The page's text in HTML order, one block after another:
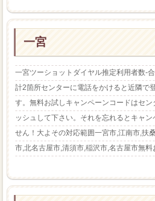
一宮
一宮ツーショットダイヤル推定利用者数-
計2箇所センターに電話をかけると近隣で
す。無料お試しキャンペーンコードはセ
ッシュして下さい。それを忘れるとキャ
せん！大よその対応範囲一宮市,江南市,扶
市,北名古屋市,清須市,稲沢市,名古屋市無料